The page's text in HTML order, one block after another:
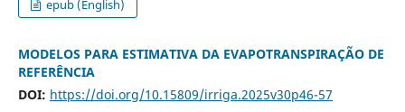
epub (English)
MODELOS PARA ESTIMATIVA DA EVAPOTRANSPIRAÇÃO DE
REFERÊNCIA
DOI: https://doi.org/10.15809/irriga.2025v30p46-57